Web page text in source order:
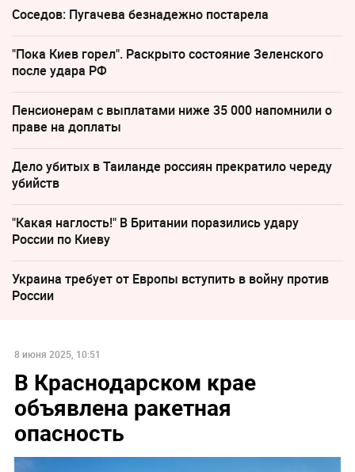
Соседов: Пугачева безнадежно постарела
"Пока Киев горел". Раскрыто состояние Зеленского
после удара РФ
Пенсионерам с выплатами ниже 35 000 напомнили о
праве на доплаты
Дело убитых в Таиланде россиян прекратило череду
убийств
"Какая наглость!" В Британии поразились удару
России по Киеву
Украина требует от Европы вступить в войну против
России
8 июня 2025, 10:51
В Краснодарском крае
объявлена ракетная
опасность